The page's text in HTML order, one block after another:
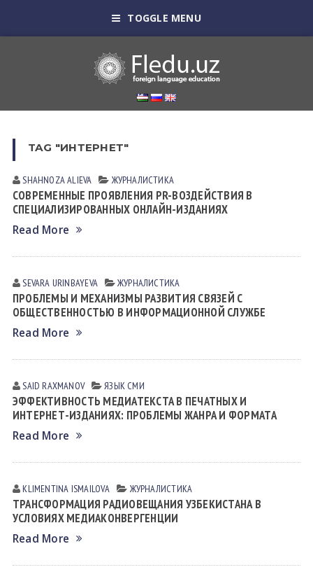
TOGGLE MENU
TAG "ИНТЕРНЕТ"
SHAHNOZA ALIEVA ЖУРНАЛИСТИКА
СОВРЕМЕННЫЕ ПРОЯВЛЕНИЯ PR-ВОЗДЕЙСТВИЯ В
СПЕЦИАЛИЗИРОВАННЫХ ОНЛАЙН-ИЗДАНИЯХ
Read More
SEVARA URINBAYEVA ЖУРНАЛИСТИКА
ПРОБЛЕМЫ И МЕХАНИЗМЫ РАЗВИТИЯ СВЯЗЕЙ С
ОБЩЕСТВЕННОСТЬЮ В ИНФОРМАЦИОННОЙ СЛУЖБЕ
Read More
SAID RAXMANOV ЯЗЫК СМИ
ЭФФЕКТИВНОСТЬ МЕДИАТЕКСТА В ПЕЧАТНЫХ И
ИНТЕРНЕТ-ИЗДАНИЯХ: ПРОБЛЕМЫ ЖАНРА И ФОРМАТА
Read More
KLIMENTINA ISMАILOVА ЖУРНАЛИСТИКА
ТРАНСФОРМАЦИЯ РАДИОВЕЩАНИЯ УЗБЕКИСТАНА В
УСЛОВИЯХ МЕДИАКОНВЕРГЕНЦИИ
Read More